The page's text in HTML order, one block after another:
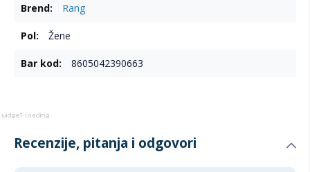
informacijaRang
Žene
8605042390663
Recenzije, pitanja i odgovori